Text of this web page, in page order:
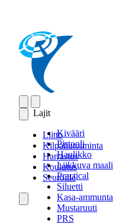
Lajit
Kivääri
Pistooli
Haulikko
Liikkuva maali
Practical
Siluetti
Kasa-ammunta
Mustaruuti
PRS
Liitto
Kilpailutoiminta
Harrastus
Koulutus
Seuroille